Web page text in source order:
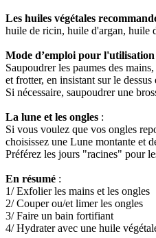
Les huiles végétales
huile de ricin, huile d'argan, huile
Mode d’emploi pour
Saupoudrer les paumes des
et frotter, en insistant sur le dessus
Si nécessaire, saupoudrer une
La lune et les ongles :
Si vous voulez que vos ongles
choisissez une Lune montante et
Préférez les jours "racines" pour
En résumé :
1/ Exfolier les mains et les ongles
2/ Couper ou/et limer les ongles
3/ Faire un bain fortifiant
4/ Hydrater avec une huile